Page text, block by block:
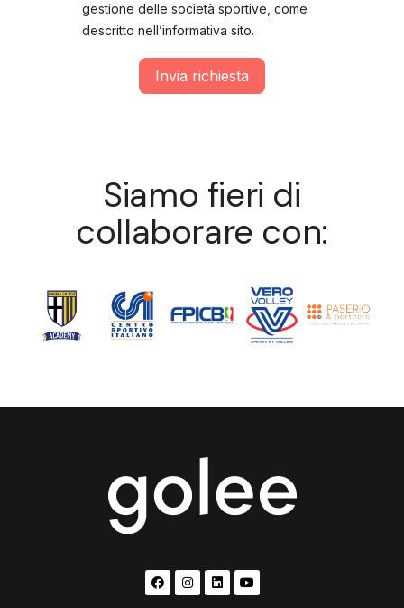
gestione delle società sportive, come
descritto nell’informativa sito.
Invia richiesta
Siamo fieri di
collaborare con: